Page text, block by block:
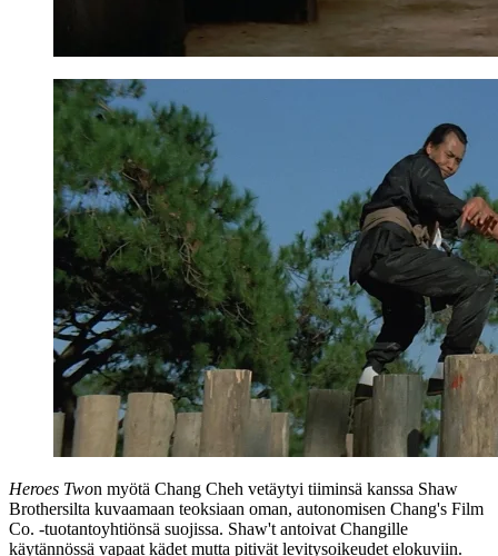
Heroes Twon myötä Chang Cheh vetäytyi tiiminsä kanssa Shaw
Brothersilta kuvaamaan teoksiaan oman, autonomisen Chang's Film
Co. ‑tuotantoyhtiönsä suojissa. Shaw't antoivat Changille
käytännössä vapaat kädet mutta pitivät levitysoikeudet elokuviin.